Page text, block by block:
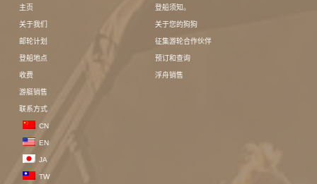
主页
关于我们
邮轮计划
登船地点
收费
游艇销售
联系方式
CN
EN
JA
TW
登船须知。
关于您的狗狗
征集游轮合作伙伴
预订和查询
浮舟销售